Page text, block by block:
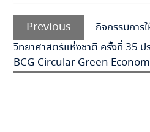
แนะแนว
เรื่อง
Previous
Previous
post:
กิจกรรมการ
วิทยาศาสตร์แห่งชาติ ครั้งที่ 35 ป
BCG-Circular Green